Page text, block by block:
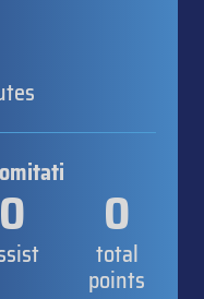
0 0
total
points